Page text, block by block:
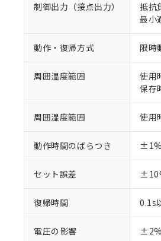
制御出力（接点出力）
抵抗
最小
動作・復帰方式 限時
周囲温度範囲
使用
保存
周囲湿度範囲 使用
動作時間のばらつき ±1%
セット誤差
復帰時間 0.1s
電圧の影響 ±2%